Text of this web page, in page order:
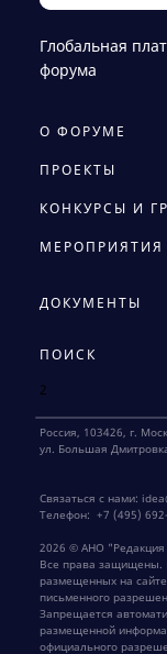
Глобальная
форума
О ФОРУМЕ
ПРОЕКТЫ
КОНКУРСЫ И
МЕРОПРИЯТИЯ
ДОКУМЕНТЫ
ПОИСК
2
2026 © АНО "Редакция
Все права защищены.
размещенных на
письменного
Запрещается
размещенной
официального
Россия, 103426, г.
ул. Большая
Связаться с нами:
Телефон: +7 (495)